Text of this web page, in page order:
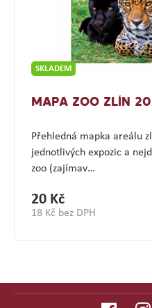
SKLADEM
MAPA ZOO ZLÍN
Přehledná mapka areálu
jednotlivých expozic a
zoo (zajímav…
20 Kč
18 Kč bez DPH